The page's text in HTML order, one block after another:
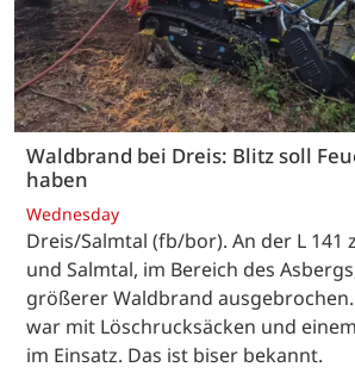
Waldbrand bei Dreis: Blitz soll
haben
Wednesday
Dreis/Salmtal (fb/bor). An der L 141
und Salmtal, im Bereich des
größerer Waldbrand
war mit Löschrucksäcken und
im Einsatz. Das ist biser bekannt.